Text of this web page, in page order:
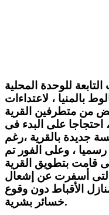
للوحدة المحلية
بالمنيا ، لاعتداءات
من متطرفين القرية
على البدء فى
جديدة بالقرية ،رغم
، وعلى الفور تم
قامت بتطويق القرية
أسفرت عن إشعال
الأقباط دون وقوع
خسائر بشرية.